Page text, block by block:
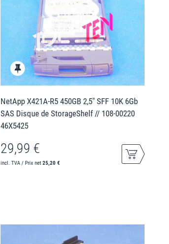
NetApp X421A-R5 450GB 2,5" SFF 10K 6Gb
SAS Disque de StorageShelf // 108-00220
46X5425
29,99 €
incl. TVA / Prix net25,20 €